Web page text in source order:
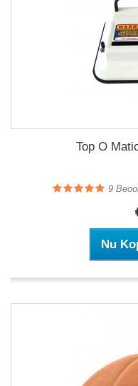
Top O
9
Nu